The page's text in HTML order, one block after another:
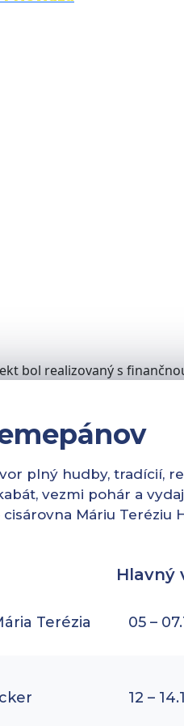
bol realizovaný s
plný hudby, tradícií,
vezmi pohár a
Máriu Teréziu
Hlavný
Terézia 05 –
12 –